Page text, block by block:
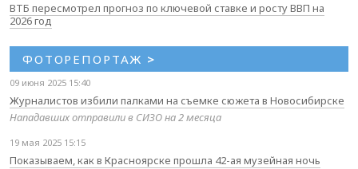
ВТБ пересмотрел прогноз по ключевой ставке и росту ВВП на
2026 год
ФОТОРЕПОРТАЖ >
09 июня 2025 15:40
Журналистов избили палками на съемке сюжета в Новосибирске
Нападавших отправили в СИЗО на 2 месяца
19 мая 2025 15:15
Показываем, как в Красноярске прошла 42-ая музейная ночь